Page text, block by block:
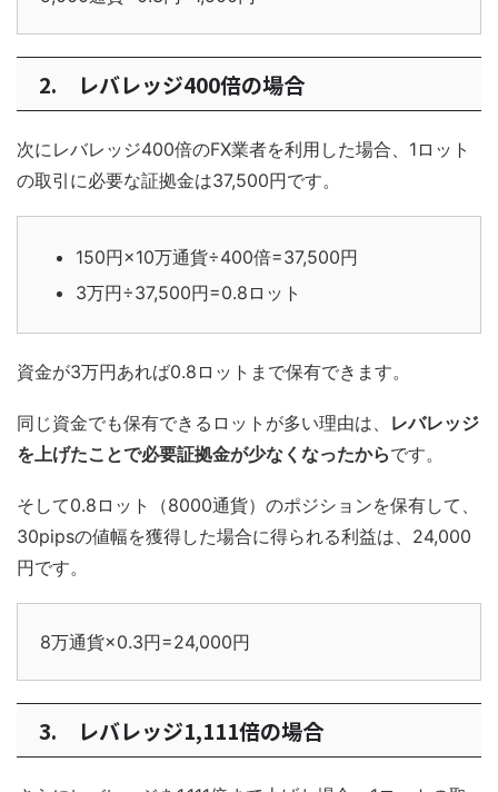
2. レバレッジ400倍の場合
次にレバレッジ400倍のFX業者を利用した場合、1ロット
の取引に必要な証拠金は37,500円です。
150円×10万通貨÷400倍=37,500円
3万円÷37,500円=0.8ロット
資金が3万円あれば0.8ロットまで保有できます。
同じ資金でも保有できるロットが多い理由は、 レバレッジ
を上げたことで必要証拠金が少なくなったからです。
そして0.8ロット（8000通貨）のポジションを保有して、
30pipsの値幅を獲得した場合に得られる利益は、24,000
円です。
8万通貨×0.3円=24,000円
3. レバレッジ1,111倍の場合